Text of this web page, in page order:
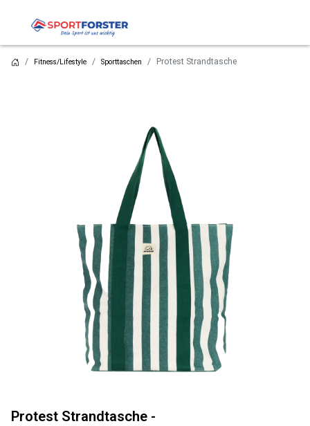
Fitness/Lifestyle Sporttaschen Protest Strandtasche
Protest Strandtasche -